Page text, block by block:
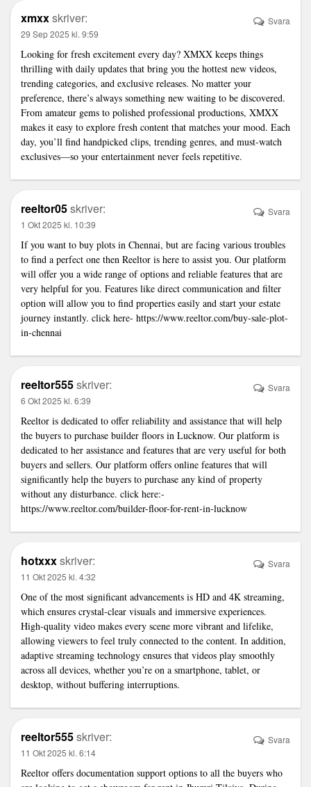
xmxxskriver:
29 Sep 2025 kl. 9:59
Looking for fresh excitement every day? XMXX keeps things
thrilling with daily updates that bring you the hottest new videos,
trending categories, and exclusive releases. No matter your
preference, there’s always something new waiting to be discovered.
From amateur gems to polished professional productions, XMXX
makes it easy to explore fresh content that matches your mood. Each
day, you’ll find handpicked clips, trending genres, and must-watch
exclusives—so your entertainment never feels repetitive.
Svara
reeltor05skriver:
1 Okt 2025 kl. 10:39
If you want to buy plots in Chennai, but are facing various troubles
to find a perfect one then Reeltor is here to assist you. Our platform
will offer you a wide range of options and reliable features that are
very helpful for you. Features like direct communication and filter
option will allow you to find properties easily and start your estate
journey instantly. click here- https://www.reeltor.com/buy-sale-plot-
in-chennai
Svara
reeltor555skriver:
6 Okt 2025 kl. 6:39
Reeltor is dedicated to offer reliability and assistance that will help
the buyers to purchase builder floors in Lucknow. Our platform is
dedicated to her assistance and features that are very useful for both
buyers and sellers. Our platform offers online features that will
significantly help the buyers to purchase any kind of property
without any disturbance. click here:-
https://www.reeltor.com/builder-floor-for-rent-in-lucknow
Svara
hotxxxskriver:
11 Okt 2025 kl. 4:32
One of the most significant advancements is HD and 4K streaming,
which ensures crystal-clear visuals and immersive experiences.
High-quality video makes every scene more vibrant and lifelike,
allowing viewers to feel truly connected to the content. In addition,
adaptive streaming technology ensures that videos play smoothly
across all devices, whether you’re on a smartphone, tablet, or
desktop, without buffering interruptions.
Svara
reeltor555skriver:
11 Okt 2025 kl. 6:14
Reeltor offers documentation support options to all the buyers who
Svara